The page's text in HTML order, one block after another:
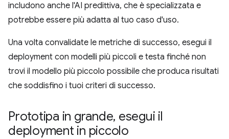
includono anche l'AI predittiva, che è specializzata e
potrebbe essere più adatta al tuo caso d'uso.
Una volta convalidate le metriche di successo, esegui il
deployment con modelli più piccoli e testa finché non
trovi il modello più piccolo possibile che produca risultati
che soddisfino i tuoi criteri di successo.
Prototipa in grande, esegui il
deployment in piccolo